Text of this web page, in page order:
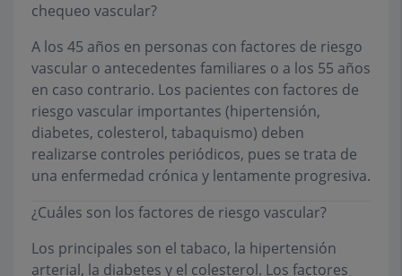
chequeo vascular?
A los 45 años en personas con factores de riesgo
vascular o antecedentes familiares o a los 55 años
en caso contrario. Los pacientes con factores de
riesgo vascular importantes (hipertensión,
diabetes, colesterol, tabaquismo) deben
realizarse controles periódicos, pues se trata de
una enfermedad crónica y lentamente progresiva.
¿Cuáles son los factores de riesgo vascular?
Los principales son el tabaco, la hipertensión
arterial, la diabetes y el colesterol. Los factores